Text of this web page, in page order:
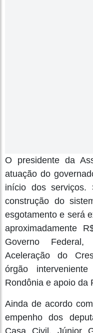
O presidente da
atuação do
início dos
construção do
esgotamento e será
aproximadamente
Governo
Aceleração do
órgão
Rondônia e apoio da
Ainda de acordo
empenho dos
Casa Civil, Júnior